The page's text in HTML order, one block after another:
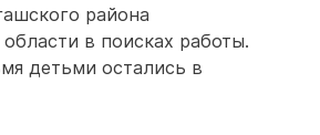
района
в поисках работы.
детьми остались в